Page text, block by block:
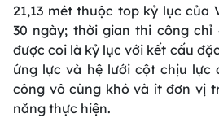
21,13 mét thuộc top kỷ lục của
30 ngày; thời gian thi công
được coi là kỷ lục với kết cấu
ứng lực và hệ lưới cột chịu lực
công vô cùng khó và ít đơn vị
năng thực hiện.